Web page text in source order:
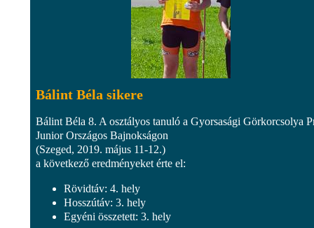
Bálint Béla sikere
Bálint Béla 8. A osztályos tanuló a Gyorsasági Görkorcsolya
Junior Országos Bajnokságon
(Szeged, 2019. május 11-12.)
a következő eredményeket érte el:
Rövidtáv: 4. hely
Hosszútáv: 3. hely
Egyéni összetett: 3. hely